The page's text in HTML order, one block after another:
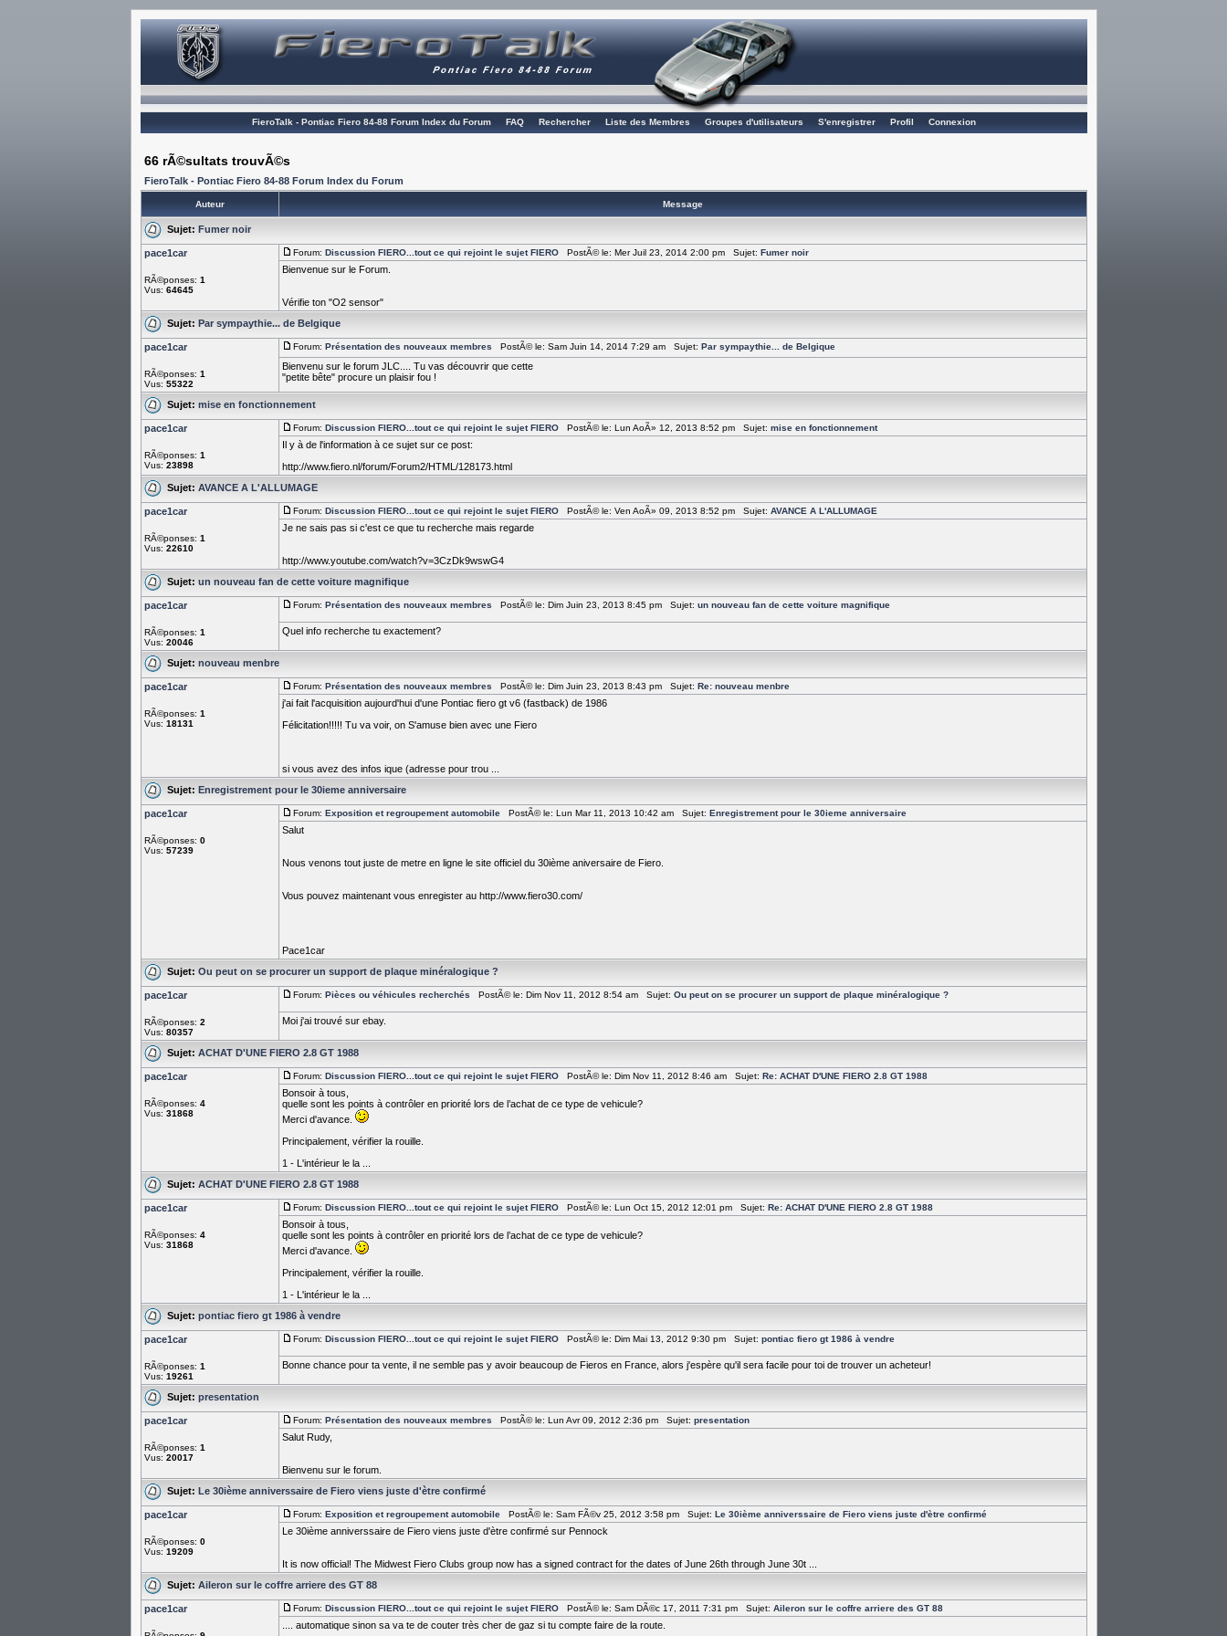
FieroTalk - Pontiac Fiero 84-88 Forum Index du Forum FAQ Rechercher Liste des Membres Groupes d'utilisateurs S'enregistrer Profil Connexion
66 rÃ©sultats trouvÃ©s
FieroTalk - Pontiac Fiero 84-88 Forum Index du Forum
Auteur Message
Sujet: Fumer noir
pace1car
RÃ©ponses: 1
Vus: 64645
Forum: Discussion FIERO...tout ce qui rejoint le sujet FIEROPostÃ© le: Mer Juil 23, 2014 2:00 pm Sujet: Fumer noir
Bienvenue sur le Forum.
Vérifie ton "O2 sensor"
Sujet: Par sympaythie... de Belgique
pace1car
RÃ©ponses: 1
Vus: 55322
Forum: Présentation des nouveaux membres PostÃ© le: Sam Juin 14, 2014 7:29 am Sujet: Par sympaythie... de Belgique
Bienvenu sur le forum JLC.... Tu vas découvrir que cette
"petite bête" procure un plaisir fou !
Sujet: mise en fonctionnement
pace1car
RÃ©ponses: 1
Vus: 23898
Forum: Discussion FIERO...tout ce qui rejoint le sujet FIEROPostÃ© le: Lun AoÃ» 12, 2013 8:52 pm Sujet: mise en fonctionnement
Il y à de l'information à ce sujet sur ce post:
http://www.fiero.nl/forum/Forum2/HTML/128173.html
Sujet: AVANCE A L'ALLUMAGE
pace1car
RÃ©ponses: 1
Vus: 22610
Forum: Discussion FIERO...tout ce qui rejoint le sujet FIEROPostÃ© le: Ven AoÃ» 09, 2013 8:52 pm Sujet: AVANCE A L'ALLUMAGE
Je ne sais pas si c'est ce que tu recherche mais regarde
http://www.youtube.com/watch?v=3CzDk9wswG4
Sujet: un nouveau fan de cette voiture magnifique
pace1car
RÃ©ponses: 1
Vus: 20046
Forum: Présentation des nouveaux membres PostÃ© le: Dim Juin 23, 2013 8:45 pm Sujet: un nouveau fan de cette voiture magnifique
Quel info recherche tu exactement?
Sujet: nouveau menbre
pace1car
RÃ©ponses: 1
Vus: 18131
Forum: Présentation des nouveaux membres PostÃ© le: Dim Juin 23, 2013 8:43 pm Sujet: Re: nouveau menbre
j'ai fait l'acquisition aujourd'hui d'une Pontiac fiero gt v6 (fastback) de 1986
Félicitation!!!!! Tu va voir, on S'amuse bien avec une Fiero
si vous avez des infos ique (adresse pour trou ...
Sujet: Enregistrement pour le 30ieme anniversaire
pace1car
RÃ©ponses: 0
Vus: 57239
Forum: Exposition et regroupement automobilePostÃ© le: Lun Mar 11, 2013 10:42 am Sujet: Enregistrement pour le 30ieme anniversaire
Salut
Nous venons tout juste de metre en ligne le site officiel du 30ième aniversaire de Fiero.
Vous pouvez maintenant vous enregister au http://www.fiero30.com/
Pace1car
Sujet: Ou peut on se procurer un support de plaque minéralogique ?
pace1car
RÃ©ponses: 2
Vus: 80357
Forum: Pièces ou véhicules recherchés PostÃ© le: Dim Nov 11, 2012 8:54 am Sujet: Ou peut on se procurer un support de plaque minéralogique ?
Moi j'ai trouvé sur ebay.
Sujet: ACHAT D'UNE FIERO 2.8 GT 1988
pace1car
RÃ©ponses: 4
Vus: 31868
Forum: Discussion FIERO...tout ce qui rejoint le sujet FIEROPostÃ© le: Dim Nov 11, 2012 8:46 am Sujet: Re: ACHAT D'UNE FIERO 2.8 GT 1988
Bonsoir à tous,
quelle sont les points à contrôler en priorité lors de l’achat de ce type de vehicule?
Merci d'avance.
Principalement, vérifier la rouille.
1 - L'intérieur le la ...
Sujet: ACHAT D'UNE FIERO 2.8 GT 1988
pace1car
RÃ©ponses: 4
Vus: 31868
Forum: Discussion FIERO...tout ce qui rejoint le sujet FIEROPostÃ© le: Lun Oct 15, 2012 12:01 pm Sujet: Re: ACHAT D'UNE FIERO 2.8 GT 1988
Bonsoir à tous,
quelle sont les points à contrôler en priorité lors de l’achat de ce type de vehicule?
Merci d'avance.
Principalement, vérifier la rouille.
1 - L'intérieur le la ...
Sujet: pontiac fiero gt 1986 à vendre
pace1car
RÃ©ponses: 1
Vus: 19261
Forum: Discussion FIERO...tout ce qui rejoint le sujet FIEROPostÃ© le: Dim Mai 13, 2012 9:30 pm Sujet: pontiac fiero gt 1986 à vendre
Bonne chance pour ta vente, il ne semble pas y avoir beaucoup de Fieros en France, alors j'espère qu'il sera facile pour toi de trouver un acheteur!
Sujet: presentation
pace1car
RÃ©ponses: 1
Vus: 20017
Forum: Présentation des nouveaux membres PostÃ© le: Lun Avr 09, 2012 2:36 pm Sujet: presentation
Salut Rudy,
Bienvenu sur le forum.
Sujet: Le 30ième anniverssaire de Fiero viens juste d'ètre confirmé
pace1car
RÃ©ponses: 0
Vus: 19209
Forum: Exposition et regroupement automobilePostÃ© le: Sam FÃ©v 25, 2012 3:58 pm Sujet: Le 30ième anniverssaire de Fiero viens juste d'ètre confirmé
Le 30ième anniverssaire de Fiero viens juste d'ètre confirmé sur Pennock
It is now official! The Midwest Fiero Clubs group now has a signed contract for the dates of June 26th through June 30t ...
Sujet: Aileron sur le coffre arriere des GT 88
pace1car Forum: Discussion FIERO...tout ce qui rejoint le sujet FIEROPostÃ© le: Sam DÃ©c 17, 2011 7:31 pm Sujet: Aileron sur le coffre arriere des GT 88
.... automatique sinon sa va te de couter très cher de gaz si tu compte faire de la route.